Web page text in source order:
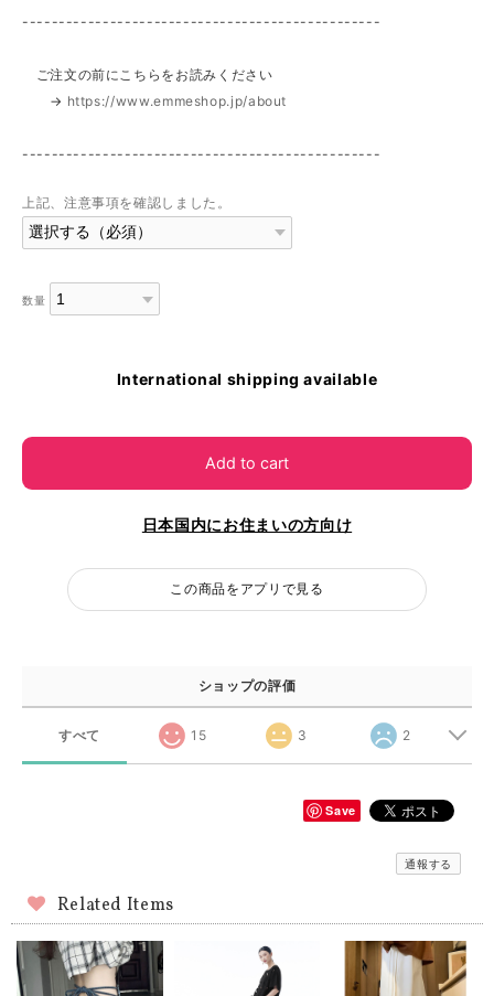
-------------------------------------------------
ご注文の前にこちらをお読みください
→ https://www.emmeshop.jp/about
-------------------------------------------------
上記、注意事項を確認しました。
数量
International shipping available
Add to cart
日本国内にお住まいの方向け
この商品をアプリで見る
ショップの評価
すべて 15 3 2
Save
通報する
Related Items